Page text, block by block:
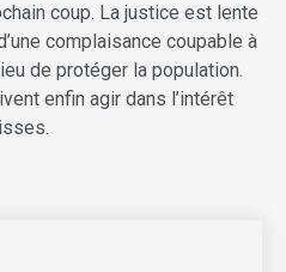
coup. La justice est lente
complaisance coupable à
de protéger la population.
enfin agir dans l’intérêt